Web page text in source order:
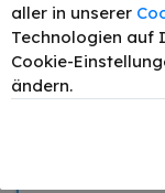
TONEX
HP 72 /
Cyan 130ml
TONEX
aller in unserer
Technologien auf
Cookie-
ändern.